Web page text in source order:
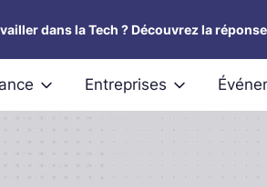
dans la Tech ? Découvrez la
Entreprises